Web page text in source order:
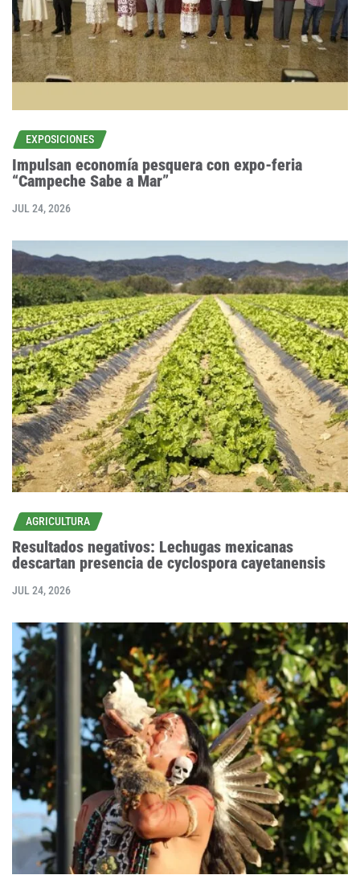
EXPOSICIONES
Impulsan economía pesquera con expo-feria
“Campeche Sabe a Mar”
JUL 24, 2026
AGRICULTURA
Resultados negativos: Lechugas mexicanas
descartan presencia de cyclospora cayetanensis
JUL 24, 2026